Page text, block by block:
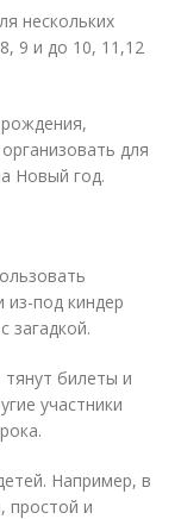
нескольких
9 и до 10, 11,12
для
Новый год.
из-под киндер
загадкой.
билеты и
участники
Например, в
простой и